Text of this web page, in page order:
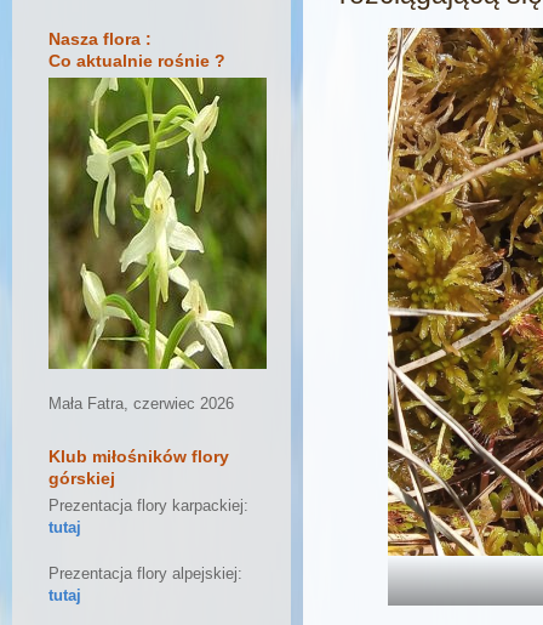
Nasza flora :
Co aktualnie rośnie ?
Mała Fatra, czerwiec 2026
Klub miłośników flory
górskiej
Prezentacja flory karpackiej:
tutaj
Prezentacja flory alpejskiej:
tutaj